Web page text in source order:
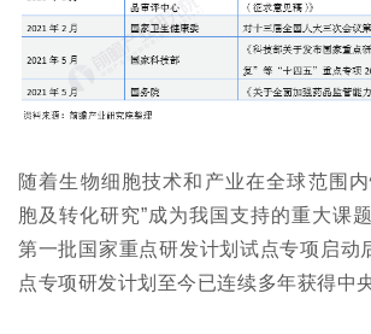
随着生物细胞技术和产业在全球范围
胞及转化研究”成为我国支持的重大课
第一批国家重点研发计划试点专项启动
点专项研发计划至今已连续多年获得中